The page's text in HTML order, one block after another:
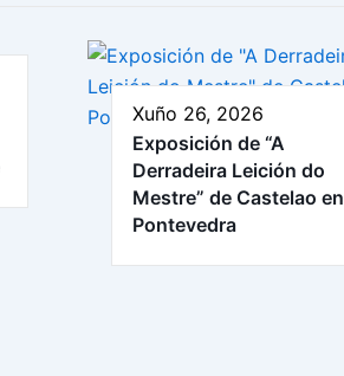
Xuño 26, 2026
Exposición de “A
Derradeira Leición do
Mestre” de Castelao en
Pontevedra